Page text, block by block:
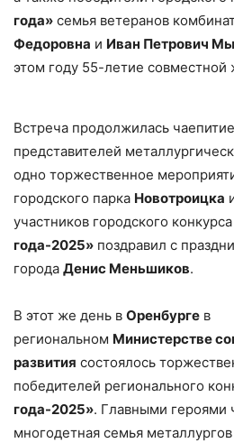
года» семья ветеранов
Федоровна и Иван Петрович
этом году 55-летие совместной
Встреча продолжилась
представителей
одно торжественное
городского парка Новотроицка
участников городского конкурса
года-2025» поздравил с
города Денис Меньшиков.
В этот же день в Оренбурге в
региональном Министерстве
развития состоялось
победителей регионального
года-2025». Главными героями
многодетная семья металлургов